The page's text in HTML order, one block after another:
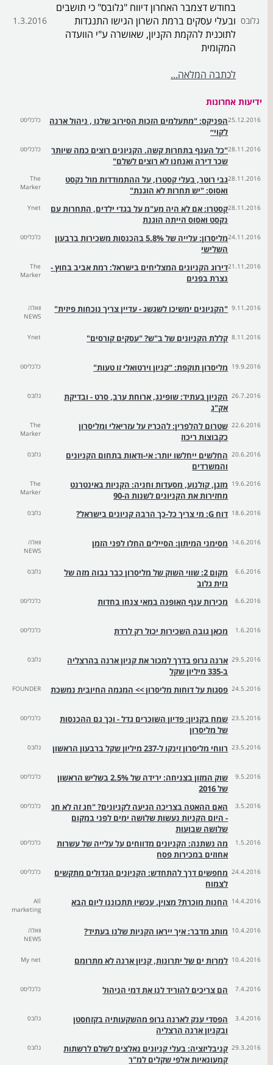
גלובס
בחודש דצמבר האחרון דיווח "גלובס" כי תושבים
ובעלי עסקים ברמת השרון הגישו התנגדות
לתוכנית להקמת הקניון, שאושרה ע"י הוועדה
המקומית
לכתבה המלאה...
1.3.2016
ידיעות אחרונות
25.12.2016הפניקס: "מתעלמים הזכות הסירוב שלנו , ניהול ארנה
לקוי״
כלכליסט
28.11.2016"כל הענף בתחרות קשה. הקניונים רוצים כמה שיותר
שכר דירה ואנחנו לא רוצים לשלם"
כלכליסט
28.11.2016גבי רוטר, בעלי קסטרו, על ההתמודדות מול נקסט
ואסוס: "יש תחרות לא הוגנת"
The
Marker
28.11.2016קסטרו: אם לא היה מע"מ על בגדי ילדים, התחרות עם
נקסט ואסוס הייתה הוגנת
Ynet
24.11.2016
מליסרון: עלייה של 5.8% בהכנסות משכירות ברבעון
השלישי
כלכליסט
21.11.2016דירוג הקניונים המצליחים בישראל: רמת אביב בחוץ -
נצרת בפנים
The
Marker
9.11.2016 "הקניונים ימשיכו לשגשג - עדיין צריך נוכחות פיזית"
וואלה
NEWS
8.11.2016 קללת הקניונים של ב"ש? "עסקים קורסים" Ynet
19.9.2016 מליסרון תוקפת: "קניון וירטואלי זו טעות" כלכליסט
26.7.2016 הקניון בעתיד: שופינג, ארוחת ערב, סרט - ובדיקת
אק"ג
גלובס
22.6.2016 שטרום להלפרין: להכריז על עזריאלי ומליסרון
כקבוצות ריכוז
The
Marker
20.6.2016 החלשים ייחלשו יותר: אי-ודאות בתחום הקניונים
והמשרדים
גלובס
19.6.2016 מזגן, קולנוע, מסעדות וחניה: הקניות באינטרנט
מחזירות את הקניונים לשנות ה-90
The
Marker
18.6.2016 דוח G: מי צריך כל-כך הרבה קניונים בישראל? גלובס
14.6.2016 מסימני המיתון: הסיילים החלו לפני הזמן
וואלה
NEWS
6.6.2016
מקום 2: שווי השוק של מליסרון כבר גבוה מזה של
גזית גלוב
גלובס
6.6.2016 מכירות ענף האופנה במאי צנחו בחדות כלכליסט
1.6.2016 מכאן גובה השכירות יכול רק לרדת כלכליסט
29.5.2016 ארנה גרופ בדרך למכור את קניון ארנה בהרצליה
ב-335 מיליון שקל
גלובס
24.5.2016 פסגות על דוחות מליסרון >> המגמה החיובית נמשכת FOUNDER
23.5.2016 שמח בקניון: פדיון השוכרים גדל - וכך גם ההכנסות
של מליסרון
כלכליסט
23.5.2016 רווחי מליסרון זינקו ל-237 מיליון שקל ברבעון הראשון גלובס
9.5.2016
שוק המזון בצניחה: ירידה של 2.5% בשליש הראשון
של 2016
כלכליסט
3.5.2016
האם ההאטה בצריכה הגיעה לקניונים? "חג זה לא חג
- היום הקניות נעשות שלושה ימים לפני במקום
שלושה שבועות
כלכליסט
1.5.2016
מה נשתנה: הקניונים מדווחים על עלייה של עשרות
אחוזים במכירות פסח
כלכליסט
24.4.2016 מחפשים דרך להתחדש: הקניונים הגדולים מתקשים
לצמוח
כלכליסט
14.4.2016 החנות מוכרת? מצוין. עכשיו תתכוננו ליום הבא
All
marketing
10.4.2016 מותג מדבר: איך ייראו הקניות שלנו בעתיד?
וואלה
NEWS
10.4.2016 למרות ים של יתרונות, קניון ארנה לא מתרומם My net
7.4.2016 הם צריכים להוריד לנו את דמי הניהול כלכליסט
3.4.2016
הפסדי ענק לארנה גרופ מהשקעותיה בקזחסטן
ובקניון ארנה הרצליה
גלובס
29.3.2016 קניבליזציה: בעלי קניונים נאלצים לשלם לרשתות
קמעונאיות אלפי שקלים למ"ר
גלובס